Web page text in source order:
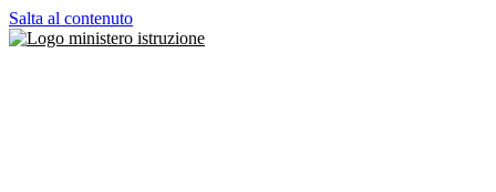
Salta al contenuto